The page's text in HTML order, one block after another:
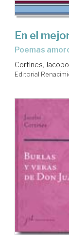
En el
Poemas
Cortines, Jacobo
Editorial